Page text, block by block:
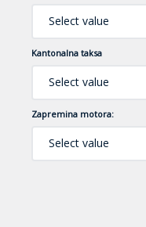
Select value
Kantonalna taksa
Select value
Zapremina motora:
Select value